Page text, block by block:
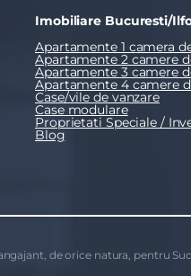
Imobiliare Bucuresti/
Apartamente 1 camera
Apartamente 2 camere
Apartamente 3 camere
Apartamente 4 camere
Case/vile de vanzare
Case modulare
Proprietati Speciale /
Blog
de orice natura, pentru